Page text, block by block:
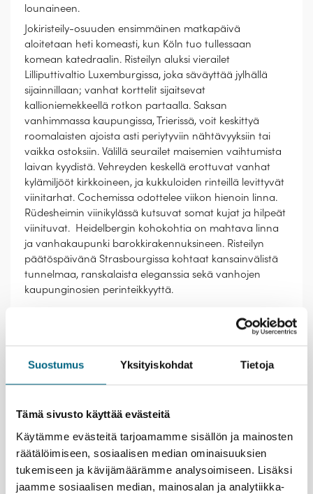
Suostumus Yksityiskohdat Tietoja
Tämä sivusto käyttää evästeitä
Käytämme evästeitä tarjoamamme sisällön ja mainosten
räätälöimiseen, sosiaalisen median ominaisuuksien
tukemiseen ja kävijämäärämme analysoimiseen. Lisäksi
jaamme sosiaalisen median, mainosalan ja analytiikka-
lounaineen.
Jokiristeily-osuuden ensimmäinen matkapäivä
aloitetaan heti komeasti, kun Köln tuo tullessaan
komean katedraalin. Risteilyn aluksi vierailet
Lilliputtivaltio Luxemburgissa, joka säväyttää jylhällä
sijainnillaan; vanhat korttelit sijaitsevat
kallioniemekkeellä rotkon partaalla. Saksan
vanhimmassa kaupungissa, Trierissä, voit keskittyä
roomalaisten ajoista asti periytyviin nähtävyyksiin tai
vaikka ostoksiin. Välillä seurailet maisemien vaihtumista
laivan kyydistä. Vehreyden keskellä erottuvat vanhat
kylämiljööt kirkkoineen, ja kukkuloiden rinteillä levittyvät
viinitarhat. Cochemissa odottelee viikon hienoin linna.
Rüdesheimin viinikylässä kutsuvat somat kujat ja hilpeät
viinituvat. Heidelbergin kohokohtia on mahtava linna
ja vanhakaupunki barokkirakennuksineen. Risteilyn
päätöspäivänä Strasbourgissa kohtaat kansainvälistä
tunnelmaa, ranskalaista eleganssia sekä vanhojen
kaupunginosien perinteikkyyttä.
pikkukaupungissa. Nouse myös kukkulalla olevalle
linnalle ja tee kierros sen upeissa saleissa, joiden
Maistele paikallisia makuja Rüdesheimin
Levähdä laivan kannella ja katsele Moselin sivujoen,
Saarin, kauniita metsämaisemia laivan mutkitellessa
kohti viimeisen yön satamaa.